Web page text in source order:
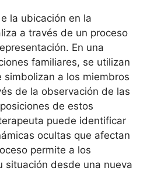
la ubicación en la
a través de un proceso
En una
familiares, se utilizan
simbolizan a los miembros
de la observación de las
de estos
puede identificar
ocultas que afectan
permite a los
situación desde una nueva